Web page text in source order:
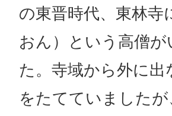
の東晋時代、東林寺
おん）という高僧が
た。寺域から外に出
をたてていましたが